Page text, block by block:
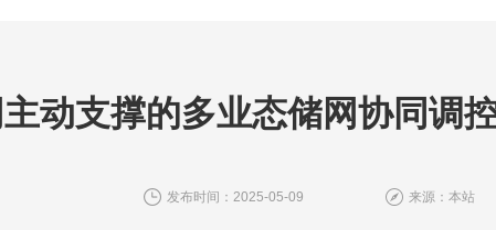
动支撑的多业态储网协同调
发布时间：2025-05-09 来源：本站